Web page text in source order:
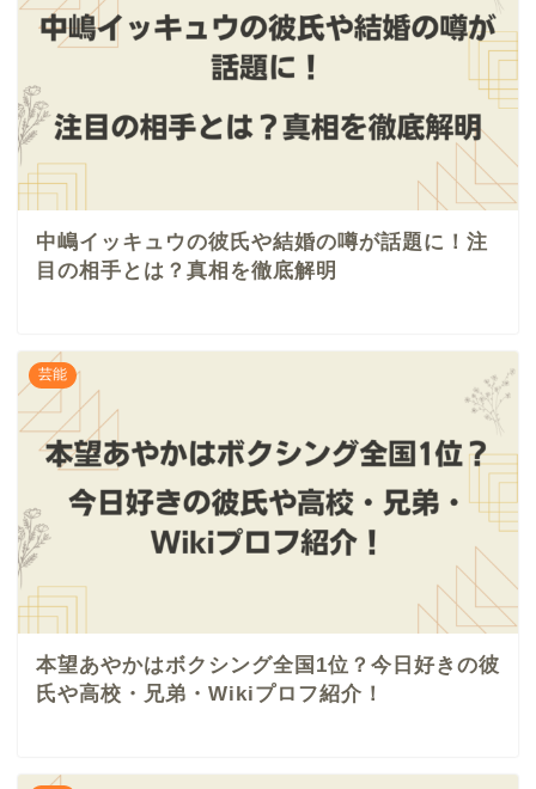
中嶋イッキュウの彼氏や結婚の噂が話題に！注
目の相手とは？真相を徹底解明
芸能
本望あやかはボクシング全国1位？今日好きの彼
氏や高校・兄弟・Wikiプロフ紹介！